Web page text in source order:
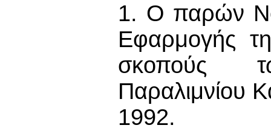
1. Ο παρών
Εφαρμογής
σκοπούς
Παραλιμνίου
1992.